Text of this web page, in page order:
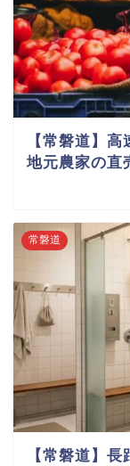
【常磐道】
地元農家の直
常磐道
【常磐道】